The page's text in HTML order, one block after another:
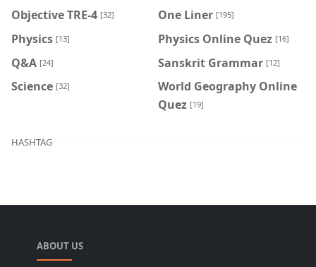
Objective TRE-4 [32] One Liner [195]
Physics [13] Physics Online Quez [16]
Q&A [24] Sanskrit Grammar [12]
Science [32]
World Geography Online
Quez [19]
HASHTAG
ABOUT US